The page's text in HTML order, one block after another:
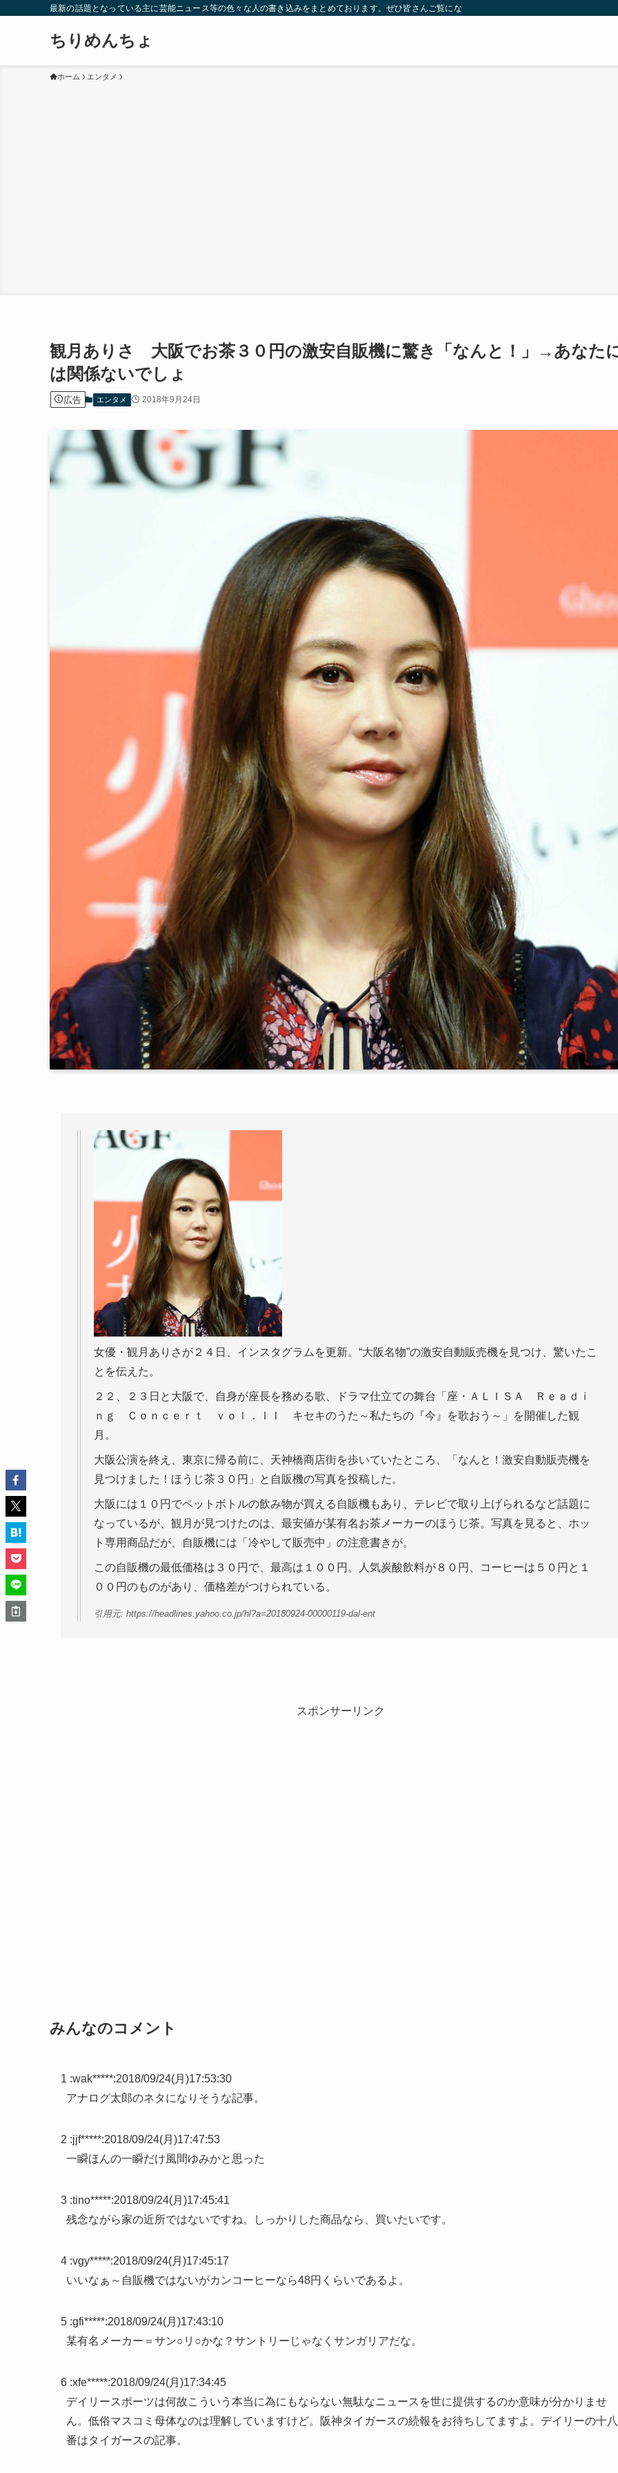
最新の話題となっている主に芸能ニュース等の色々な人の書き込みをまとめております。ぜひ皆さんご覧になっていってください。
ちりめんちょ
ホーム エンタメ
観月ありさ 大阪でお茶３０円の激安自販機に驚き「なんと！」→あなた
は関係ないでしょ
広告 エンタメ 2018年9月24日
女優・観月ありさが２４日、インスタグラムを更新。“大阪名物”の激安自動販売機を見つけ、驚いたこ
とを伝えた。
２２、２３日と大阪で、自身が座長を務める歌、ドラマ仕立ての舞台「座・ＡＬＩＳＡ Ｒｅａｄｉ
ｎｇ Ｃｏｎｃｅｒｔ ｖｏｌ．ＩＩ キセキのうた～私たちの『今』を歌おう～」を開催した観
月。
大阪公演を終え、東京に帰る前に、天神橋商店街を歩いていたところ、「なんと！激安自動販売機を
見つけました！ほうじ茶３０円」と自販機の写真を投稿した。
大阪には１０円でペットボトルの飲み物が買える自販機もあり、テレビで取り上げられるなど話題に
なっているが、観月が見つけたのは、最安値が某有名お茶メーカーのほうじ茶。写真を見ると、ホッ
ト専用商品だが、自販機には「冷やして販売中」の注意書きが。
この自販機の最低価格は３０円で、最高は１００円。人気炭酸飲料が８０円、コーヒーは５０円と１
００円のものがあり、価格差がつけられている。
引用元: https://headlines.yahoo.co.jp/hl?a=20180924-00000119-dal-ent
スポンサーリンク
みんなのコメント
1 :wak*****:2018/09/24(月)17:53:30
アナログ太郎のネタになりそうな記事。
2 :jjf*****:2018/09/24(月)17:47:53
一瞬ほんの一瞬だけ風間ゆみかと思った
3 :tino*****:2018/09/24(月)17:45:41
残念ながら家の近所ではないですね。しっかりした商品なら、買いたいです。
4 :vgy*****:2018/09/24(月)17:45:17
いいなぁ～自販機ではないがカンコーヒーなら48円くらいであるよ。
5 :gfi*****:2018/09/24(月)17:43:10
某有名メーカー＝サン○リ○かな？サントリーじゃなくサンガリアだな。
6 :xfe*****:2018/09/24(月)17:34:45
デイリースポーツは何故こういう本当に為にもならない無駄なニュースを世に提供するのか意味が分かりませ
ん。低俗マスコミ母体なのは理解していますけど。阪神タイガースの続報をお待ちしてますよ。デイリーの十八
番はタイガースの記事。